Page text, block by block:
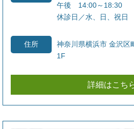
5/9、6/6、7/4、8/1、9/5、10/
＊＊相談日＊＊
5/30（土） 午前中
8/29（土） PM2:30～6:30
9/26（土） 午前中
10/24（土） PM2:30～6:30
午後 14:00～18:30
休診日／水、日、祝日
住所
神奈川県横浜市 金沢区
1F
詳細はこち